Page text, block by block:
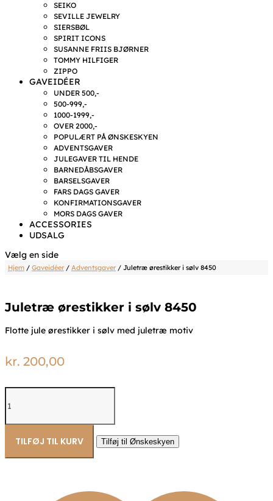
SEIKO
SEVILLE JEWELRY
SIERSBØL
SPIRIT ICONS
SUSANNE FRIIS BJØRNER
TOMMY HILFIGER
ZIPPO
GAVEIDÉER
UNDER 500,-
500-999,-
1000-1999,-
OVER 2000,-
POPULÆRT PÅ ØNSKESKYEN
ADVENTSGAVER
JULEGAVER TIL HENDE
BARNEDÅBSGAVER
BARSELSGAVER
FARS DAGS GAVER
KONFIRMATIONSGAVER
MORS DAGS GAVER
ACCESSORIES
UDSALG
Vælg en side
Hjem / Gaveidéer/ Adventsgaver/ Juletræ ørestikker i sølv 8450
Juletræ ørestikker i sølv 8450
Flotte jule ørestikker i sølv med juletræ motiv
kr. 200,00
ørestikker
sølv
8450
antal
TILFØJ TIL KURV Tilføj til Ønskeskyen